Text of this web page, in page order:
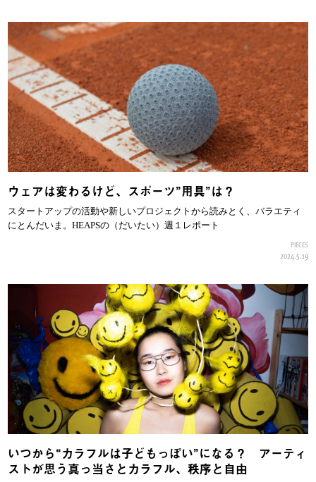
ウェアは変わるけど、スポーツ”用具”は？
スタートアップの活動や新しいプロジェクトから読みとく、バラエティ
にとんだいま。HEAPSの（だいたい）週１レポート
PIECES
2024.5.19
いつから“カラフルは子どもっぽい”になる？ アーティ
ストが思う真っ当さとカラフル、秩序と自由